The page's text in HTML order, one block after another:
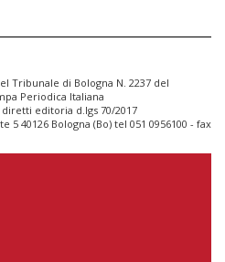
Tribunale di Bologna N. 2237 del
Periodica Italiana
editoria d.lgs 70/2017
40126 Bologna (Bo) tel 051 0956100 - fax